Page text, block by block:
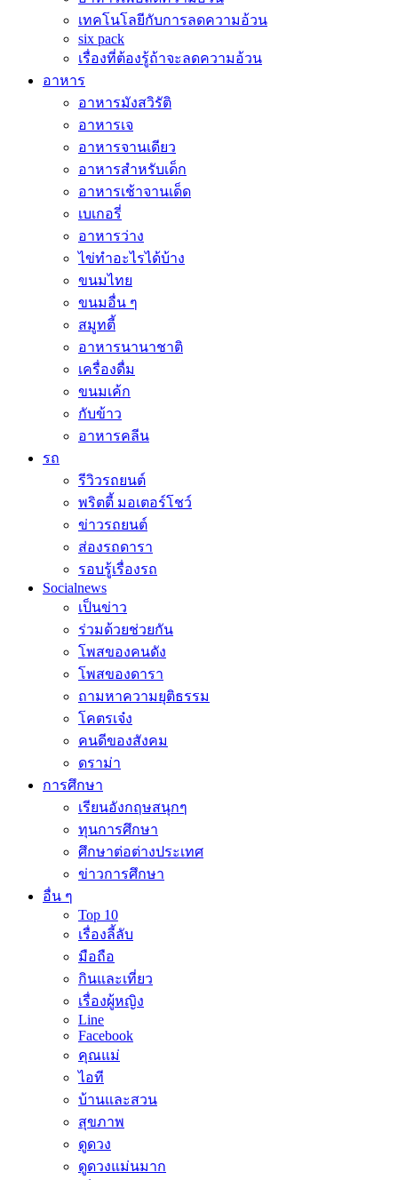
เทคโนโลยีกับการลดความอ้วน
six pack
เรื่องที่ต้องรู้ถ้าจะลดความอ้วน
อาหาร
อาหารมังสวิรัติ
อาหารเจ
อาหารจานเดียว
อาหารสำหรับเด็ก
อาหารเช้าจานเด็ด
เบเกอรี่
อาหารว่าง
ไข่ทำอะไรได้บ้าง
ขนมไทย
ขนมอื่น ๆ
สมูทตี้
อาหารนานาชาติ
เครื่องดื่ม
ขนมเค้ก
กับข้าว
อาหารคลีน
รถ
รีวิวรถยนต์
พริตตี้ มอเตอร์โชว์
ข่าวรถยนต์
ส่องรถดารา
รอบรู้เรื่องรถ
Socialnews
เป็นข่าว
ร่วมด้วยช่วยกัน
โพสของคนดัง
โพสของดารา
ถามหาความยุติธรรม
โคตรเจ๋ง
คนดีของสังคม
ดราม่า
การศึกษา
เรียนอังกฤษสนุกๆ
ทุนการศึกษา
ศึกษาต่อต่างประเทศ
ข่าวการศึกษา
อื่น ๆ
Top 10
เรื่องลี้ลับ
มือถือ
กินและเที่ยว
เรื่องผู้หญิง
Line
Facebook
คุณแม่
ไอที
บ้านและสวน
สุขภาพ
ดูดวง
ดูดวงแม่นมาก